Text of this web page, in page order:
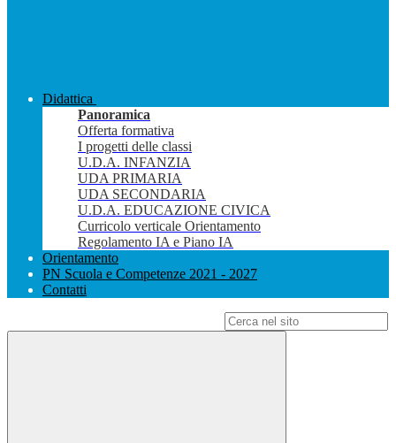
Didattica
Panoramica
Offerta formativa
I progetti delle classi
U.D.A. INFANZIA
UDA PRIMARIA
UDA SECONDARIA
U.D.A. EDUCAZIONE CIVICA
Curricolo verticale Orientamento
Regolamento IA e Piano IA
Orientamento
PN Scuola e Competenze 2021 - 2027
Contatti